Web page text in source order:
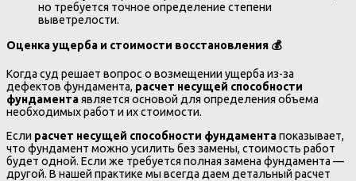
но требуется точное определение степени
выветрелости.
Оценка ущерба и стоимости восстановления 💰
Когда суд решает вопрос о возмещении ущерба из-за
дефектов фундамента, расчет несущей способности
фундаментаявляется основой для определения объема
необходимых работ и их стоимости.
Если расчет несущей способности фундаментапоказывает,
что фундамент можно усилить без замены, стоимость работ
будет одной. Если же требуется полная замена фундамента —
другой. В нашей практике мы всегда даем детальный расчет